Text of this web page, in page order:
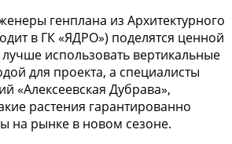
генплана из Архитектурного
в ГК «ЯДРО») поделятся ценной
использовать вертикальные
для проекта, а специалисты
«Алексеевская Дубрава»,
растения гарантированно
на рынке в новом сезоне.